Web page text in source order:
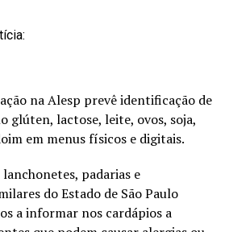
na Alesp prevê identificação de
glúten, lactose, leite, ovos, soja,
em menus físicos e digitais.
padarias e
do Estado de São Paulo
a informar nos cardápios a